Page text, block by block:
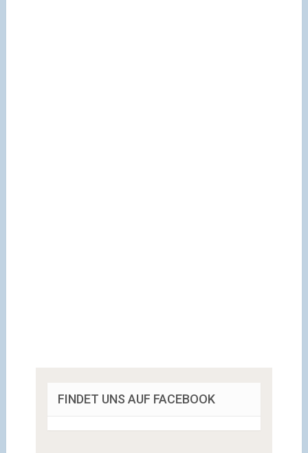
FINDET UNS AUF FACEBOOK